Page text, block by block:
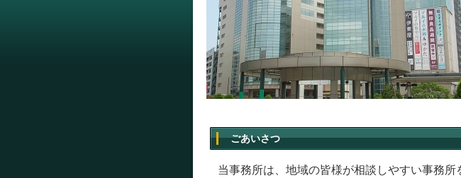
ごあいさつ
当事務所は、地域の皆様が相談しやすい事務